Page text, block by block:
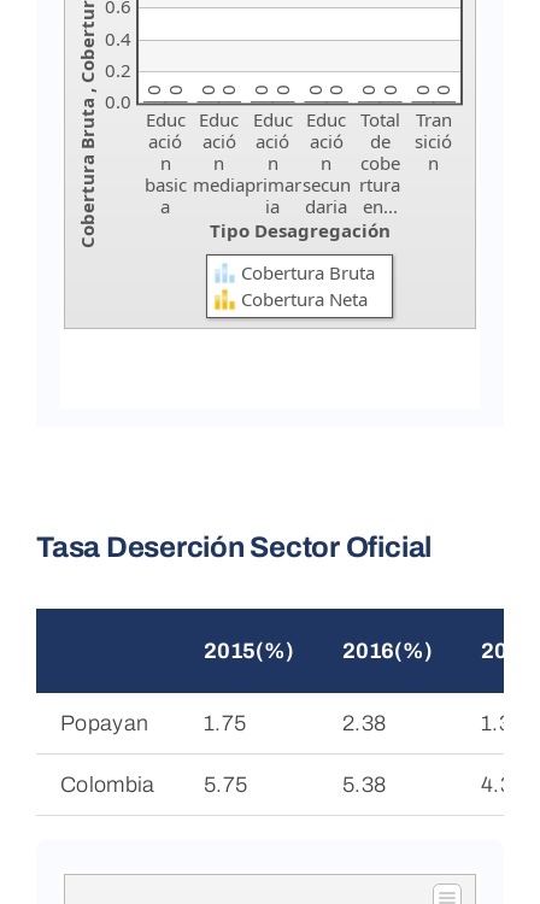
Tasa Deserción Sector Oficial
2015(%) 2016(%)
Popayan 1.75 2.38 1.34
Colombia 5.75 5.38 4.34